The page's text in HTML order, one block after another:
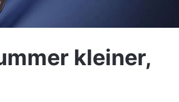
kleiner,